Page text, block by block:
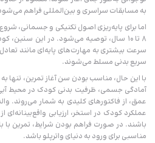
به مسابقات سراسری و بین‌المللی فراهم
اما برای پایه‌ریزی اصول تکنیکی و جسمانی،
۸ تا ۱۰ سال، توصیه می‌شود. در این سنین،
سرعت بیشتری به مهارت‌های پایه‌ای مانند
سریع بدنی مسلط می‌شوند.
با این حال، مناسب بودن سن آغاز تمرین،
آمادگی جسمی، ظرفیت بدنی کودک در محیط
عمق، از فاکتورهای کلیدی به شمار می‌روند.
عملکرد کودک در استخر، ارزیابی
باشند. در صورت فراهم بودن شرایط، تمرین با
مناسبی برای ورود به دنیای واترپلو باشد.